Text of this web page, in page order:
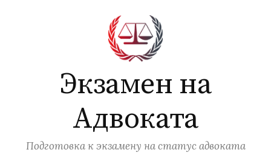
Экзамен на
Адвоката
Подготовка к экзамену на статус адвоката